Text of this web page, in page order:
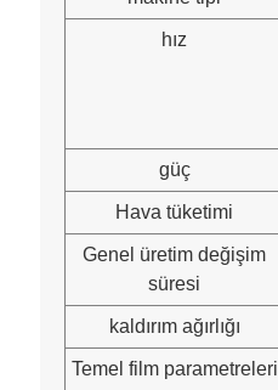
hız
güç
Hava tüketimi
Genel üretim değişim
süresi
kaldırım ağırlığı
Temel film parametreleri